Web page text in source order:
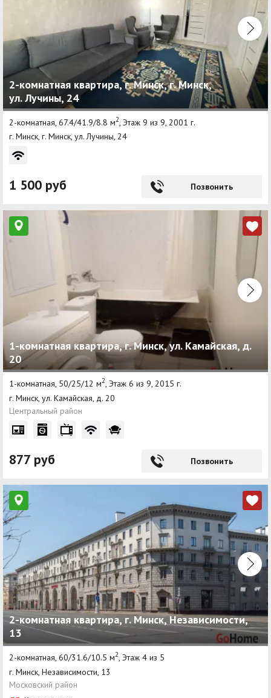
2-комнатная квартира, г. Минск, г. Минск,
ул. Лучины, 24
2-комнатная, 67.4/41.9/8.8 м2 , Этаж 9 из 9, 2001 г.
г. Минск, г. Минск, ул. Лучины, 24
1 500 руб Позвонить
1-комнатная квартира, г. Минск, ул. Камайская, д.
20
1-комнатная, 50/25/12 м2 , Этаж 6 из 9, 2015 г.
г. Минск, ул. Камайская, д. 20
Центральный район
877 руб Позвонить
2-комнатная квартира, г. Минск, Независимости,
13
2-комнатная, 60/31.6/10.5 м2, Этаж 4 из 5
г. Минск, Независимости, 13
Московский район